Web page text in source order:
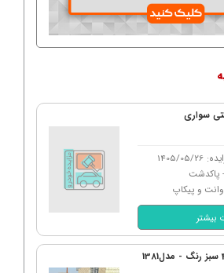
سواری
05/26
پاكدشت
و پیکاپ
بیشتر